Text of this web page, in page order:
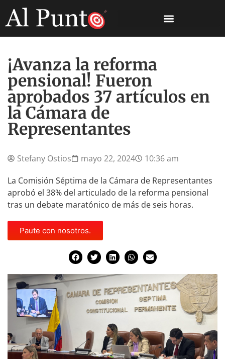
¡Avanza la reforma
pensional! Fueron
aprobados 37 artículos en
la Cámara de
Representantes
Stefany Ostios mayo 22, 2024
10:36 am
La Comisión Séptima de la Cámara de Representantes
aprobó el 38% del articulado de la reforma pensional
tras un debate maratónico de más de seis horas.
Paute con nosotros.